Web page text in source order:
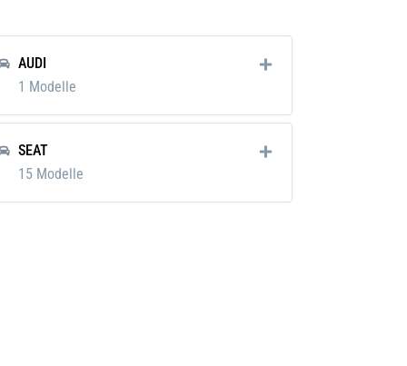
Motoröl
AUDI
1 Modelle
SEAT
15 Modelle